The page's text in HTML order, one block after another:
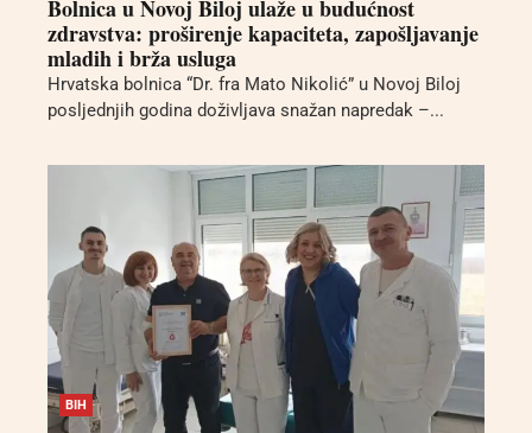
Bolnica u Novoj Biloj ulaže u budućnost
zdravstva: proširenje kapaciteta, zapošljavanje
mladih i brža usluga
Hrvatska bolnica “Dr. fra Mato Nikolić” u Novoj Biloj
posljednjih godina doživljava snažan napredak –...
BIH